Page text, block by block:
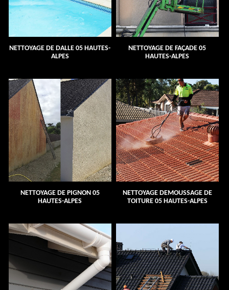
NETTOYAGE DE DALLE 05 HAUTES-
ALPES
NETTOYAGE DE FAÇADE 05
HAUTES-ALPES
NETTOYAGE DE PIGNON 05
HAUTES-ALPES
NETTOYAGE DEMOUSSAGE DE
TOITURE 05 HAUTES-ALPES